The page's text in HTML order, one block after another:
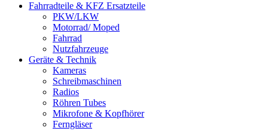
Fahrradteile & KFZ Ersatzteile
PKW/LKW
Motorrad/ Moped
Fahrrad
Nutzfahrzeuge
Geräte & Technik
Kameras
Schreibmaschinen
Radios
Röhren Tubes
Mikrofone & Kopfhörer
Ferngläser